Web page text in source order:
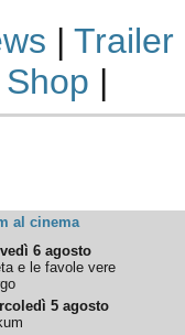
| Trailer
Shop |
al cinema
6 agosto
e le favole vere
5 agosto